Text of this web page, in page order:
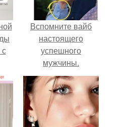
Вспомните вайб
настоящего
успешного
мужчины.